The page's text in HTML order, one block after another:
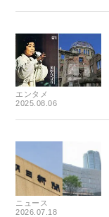
エンタメ
2025.08.06
ニュース
2026.07.18